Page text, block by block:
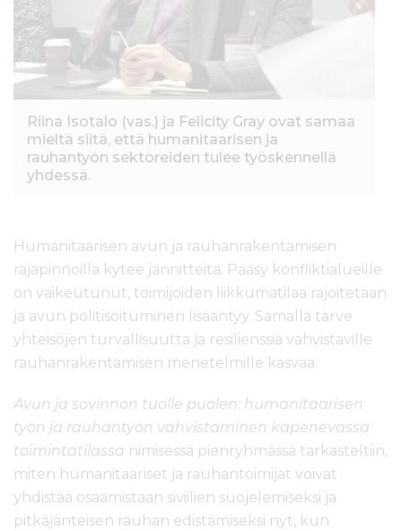
Riina Isotalo (vas.) ja Felicity Gray ovat samaa
mieltä siitä, että humanitaarisen ja
rauhantyön sektoreiden tulee työskennellä
yhdessä.
Humanitaarisen avun ja rauhanrakentamisen
rajapinnoilla kytee jännitteitä. Pääsy konfliktialueille
on vaikeutunut, toimijoiden liikkumatilaa rajoitetaan
ja avun politisoituminen lisääntyy. Samalla tarve
yhteisöjen turvallisuutta ja resilienssiä vahvistaville
rauhanrakentamisen menetelmille kasvaa.
Avun ja sovinnon tuolle puolen: humanitaarisen
työn ja rauhantyön vahvistaminen kapenevassa
toimintatilassa nimisessä pienryhmässä tarkasteltiin,
miten humanitaariset ja rauhantoimijat voivat
yhdistää osaamistaan siviilien suojelemiseksi ja
pitkäjänteisen rauhan edistämiseksi nyt, kun